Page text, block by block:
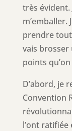
très évident.
m’emballer.
prendre tout
vais brosser
points
D’abord, je
Convention
l’ont ratifiée